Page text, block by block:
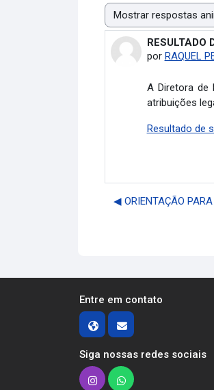
Modo de visualização
RESULTADO
por RAQUEL
Número de
A Diretora de
atribuições
Resultado de
◀︎ ORIENTAÇÃO
Entre em contato
Siga nossas redes sociais